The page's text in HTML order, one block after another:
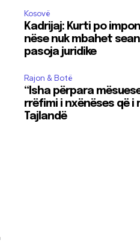
Kosovë
Kadrijaj: Kurti po
nëse nuk mbahet
pasoja juridike
Rajon & Botë
“Isha përpara
rrëfimi i nxënëses që
Tajlandë